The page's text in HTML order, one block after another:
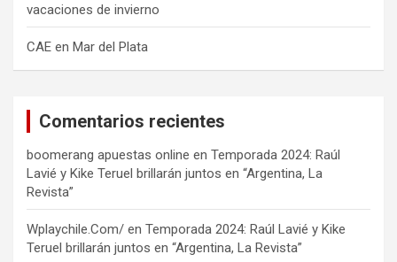
vacaciones de invierno
CAE en Mar del Plata
Comentarios recientes
boomerang apuestas online en Temporada 2024: Raúl
Lavié y Kike Teruel brillarán juntos en “Argentina, La
Revista”
Wplaychile.Com/ en Temporada 2024: Raúl Lavié y Kike
Teruel brillarán juntos en “Argentina, La Revista”